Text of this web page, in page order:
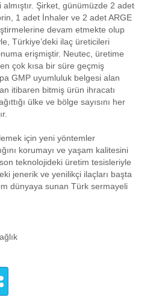
Şirket, günümüzde 2 adet
1 adet İnhaler ve 2 adet ARGE
devam etmekte olup
Türkiye’deki ilaç üreticileri
erişmiştir. Neutec, üretime
çok kısa bir süre geçmiş
GMP uyumluluk belgesi alan
itibaren bitmiş ürün ihracatı
ülke ve bölge sayısını her
için yeni yöntemler
korumayı ve yaşam kalitesini
teknolojideki üretim tesisleriyle
jenerik ve yenilikçi ilaçları başta
dünyaya sunan Türk sermayeli